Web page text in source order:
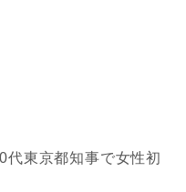
代東京都知事で女性初